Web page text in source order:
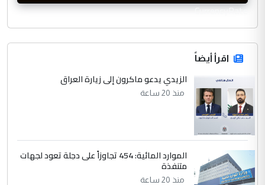
CurrencyRate
اقرأ أيضاً
الزيدي يدعو ماكرون إلى زيارة العراق
منذ 20 ساعة
الموارد المائية: 454 تجاوزاً على دجلة تعود لجهات
متنفذة
منذ 20 ساعة